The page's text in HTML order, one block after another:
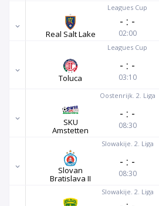
Leagues Cup
Real Salt Lake
- : -
02:00
Leagues Cup
Toluca
- : -
03:10
Oostenrijk. 2. Liga
SKU
Amstetten
- : -
08:30
Slowakije. 2. Liga
Slovan
Bratislava II
- : -
08:30
Slowakije. 2. Liga